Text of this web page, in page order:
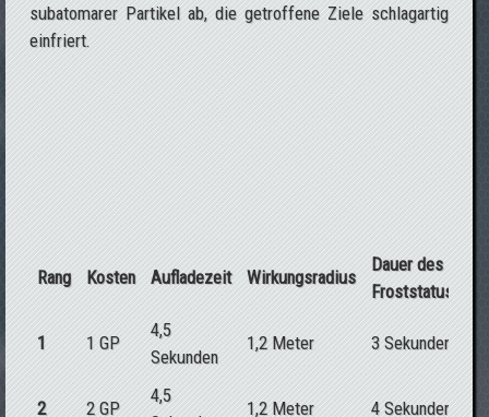
subatomarer Partikel ab, die getroffene Ziele schlagartig
einfriert.
Rang Kosten Aufladezeit Wirkungsradius
Dauer des
Froststatus
1 1 GP
4,5
Sekunden
1,2 Meter 3 Sekunden
2 2 GP
4,5
1,2 Meter 4 Sekunden